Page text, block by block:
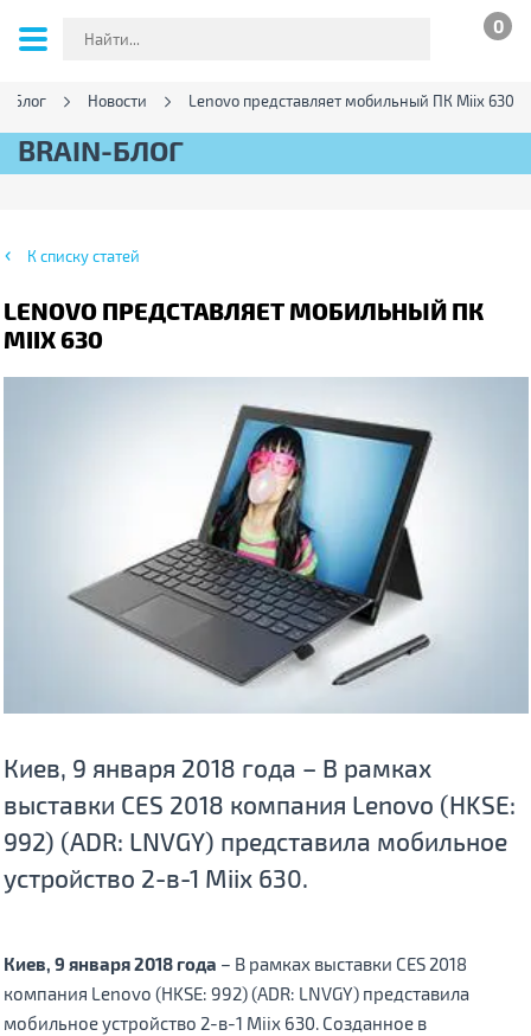
0
Блог Новости Lenovo представляет мобильный ПК Miix 630
BRAIN-БЛОГ
К списку статей
LENOVO ПРЕДСТАВЛЯЕТ МОБИЛЬНЫЙ ПК
MIIX 630
Киев, 9 января 2018 года – В рамках
выставки CES 2018 компания Lenovo (HKSE:
992) (ADR: LNVGY) представила мобильное
устройство 2-в-1 Miix 630.
Киев, 9 января 2018 года – В рамках выставки CES 2018
компания Lenovo (HKSE: 992) (ADR: LNVGY) представила
мобильное устройство 2-в-1 Miix 630. Созданное в